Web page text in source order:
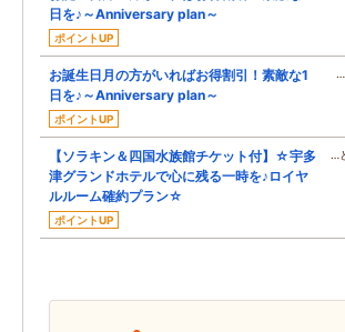
日を♪～Anniversary plan～
ポイントUP
お誕生日月の方がいればお得割引！素敵な1
日を♪～Anniversary plan～
ポイントUP
【ソラキン＆四国水族館チケット付】☆宇多
津グランドホテルで心に残る一時を♪ロイヤ
ルルーム確約プラン☆
ポイントUP
…